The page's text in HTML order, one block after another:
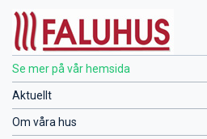
Se mer på vår hemsida
Aktuellt
Om våra hus